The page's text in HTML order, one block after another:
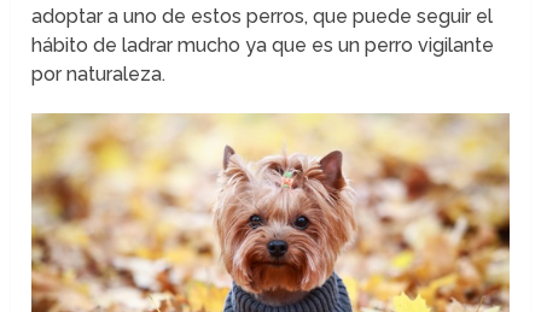
adoptar a uno de estos perros, que puede seguir el
hábito de ladrar mucho ya que es un perro vigilante
por naturaleza.